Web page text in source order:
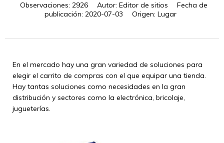
Observaciones: 2926 Autor: Editor de sitios
Fecha de
publicación: 2020-07-03 Origen: Lugar
En el mercado hay una gran variedad de soluciones para
elegir el carrito de compras con el que equipar una tienda.
Hay tantas soluciones como necesidades en la gran
distribución y sectores como la electrónica, bricolaje,
jugueterías.